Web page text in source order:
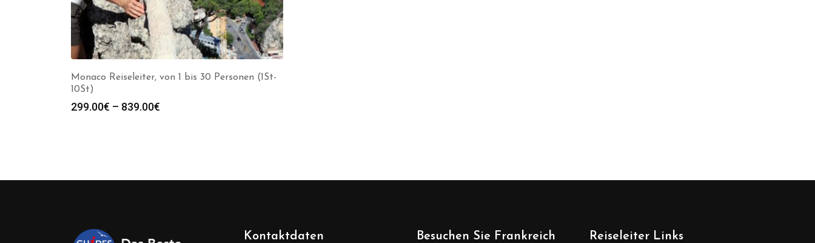
Monaco Reiseleiter, von 1 bis 30 Personen (1St-
10St)
299.00€ – 839.00€
Kontaktdaten Besuchen Sie Frankreich Reiseleiter Links